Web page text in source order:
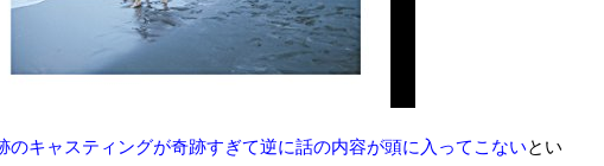
のキャスティングが奇跡すぎて逆に話の内容が頭に入ってこないとい